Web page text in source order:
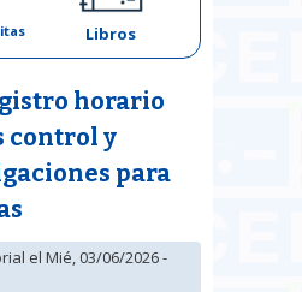
Libros
horario
control y
para
el Mié, 03/06/2026 -